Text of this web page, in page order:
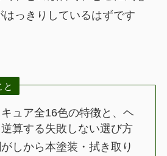
っきりしているはずです
と
ュア全16色の特徴と、ヘ
算する失敗しない選び方
しから本塗装・拭き取り